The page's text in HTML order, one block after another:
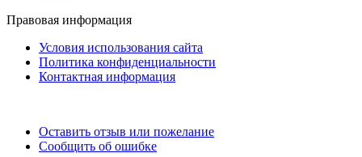
Правовая информация
Условия использования сайта
Политика конфиденциальности
Контактная информация
Оставить отзыв или пожелание
Сообщить об ошибке